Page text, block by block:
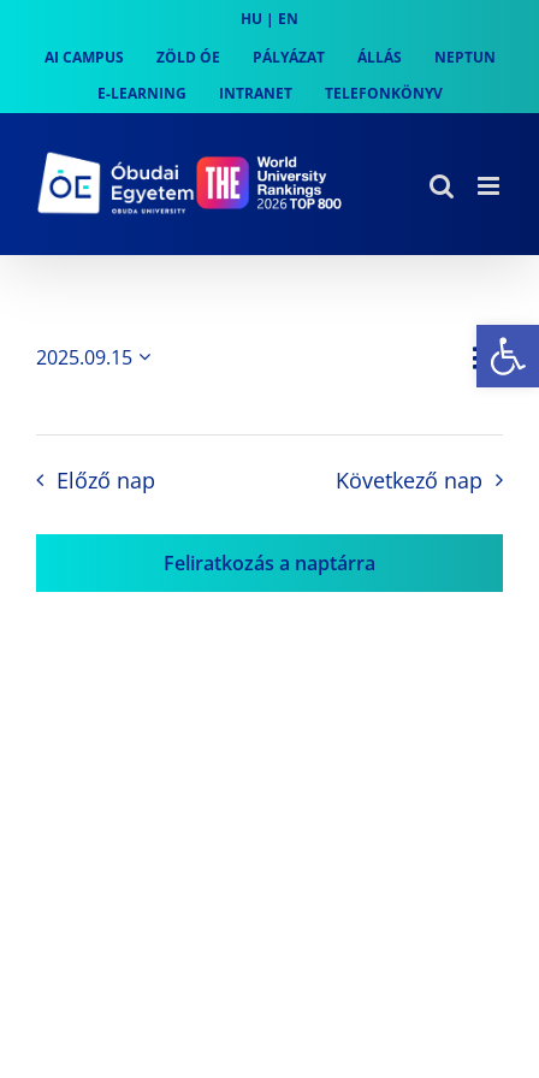
content
HU | EN
AI CAMPUS
ZÖLD ÓE PÁLYÁZAT ÁLLÁS
NEPTUN
E-LEARNING
INTRANET TELEFONKÖNYV
Nap
2025.09.15
Előző nap Következő nap
Feliratkozás a naptárra